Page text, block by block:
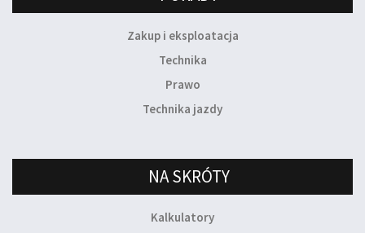
Zakup i eksploatacja
Technika
Prawo
Technika jazdy
NA SKRÓTY
Kalkulatory